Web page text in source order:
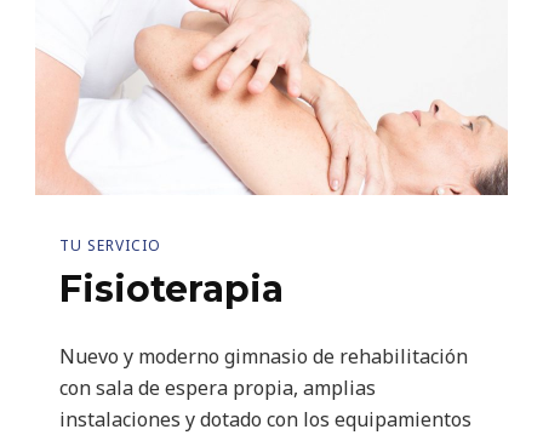
TU SERVICIO
Fisioterapia
Nuevo y moderno gimnasio de rehabilitación
con sala de espera propia, amplias
instalaciones y dotado con los equipamientos